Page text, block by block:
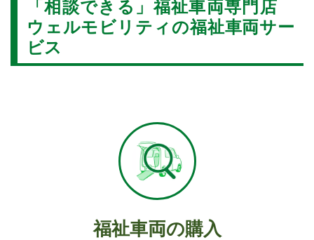
「相談できる」福祉車両専門店
ウェルモビリティの福祉車両サー
ビス
福祉車両の購入